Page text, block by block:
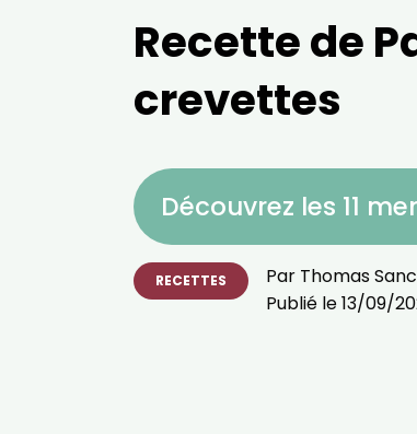
Recette de
crevettes
Découvrez les 11
RECETTES Par Thomas
Publié le13/09/